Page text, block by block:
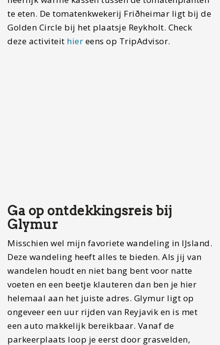
Deze wandeling heeft alles te bieden. Als jij van
wandelen houdt en niet bang bent voor natte
voeten en een beetje klauteren dan ben je hier
helemaal aan het juiste adres. Glymur ligt op
redelijk steile klim beginnen. Eenmaal boven
aangekomen heb je een fenomenaal uitzicht over
de landschappen en zie je de bergen in de verte
verdwijnen. Ook kom je uit bij de Glymur
waterval en zie je de kloof die deze waterval
gemaakt heeft door de jaren heen. Wil jij meer
weten over deze wandeling? Check dan eensdeze
blog over de Glymur Waterval. De wandeling
duurt ongeveer drie tot vier uur en je kunt hem in
een loop lopen.